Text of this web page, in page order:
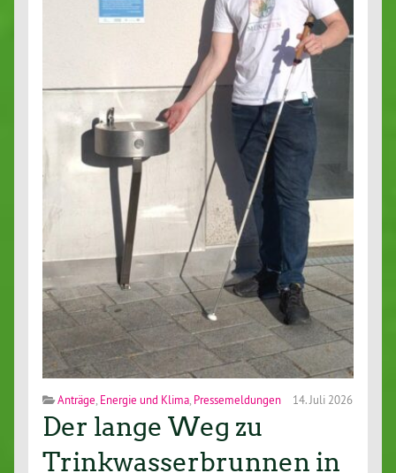
Anträge Energie und Klima Pressemeldungen 14. Juli 2026
Der lange Weg zu
Trinkwasserbrunnen in